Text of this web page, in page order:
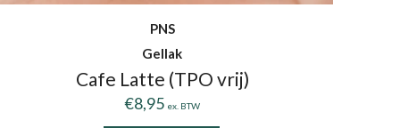
PNS
Gellak
Cafe Latte (TPO vrij)
€8,95 ex. BTW